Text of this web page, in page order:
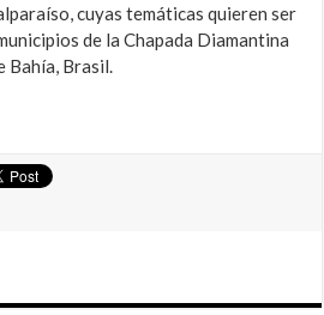
cuyas temáticas quieren ser
de la Chapada Diamantina
Bahía, Brasil.